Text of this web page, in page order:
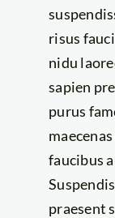
risus
nidu
sapien
purus
faucibus
praesent